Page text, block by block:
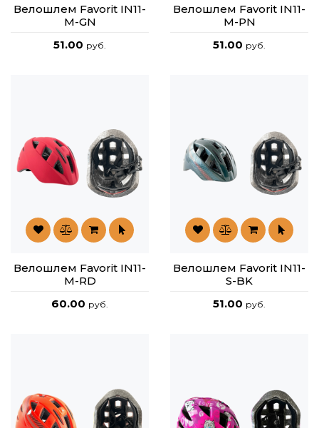
Велошлем Favorit IN11-
M-GN
51.00 руб.
Велошлем Favorit IN11-
M-PN
51.00 руб.
Велошлем Favorit IN11-
M-RD
60.00 руб.
Велошлем Favorit IN11-
S-BK
51.00 руб.